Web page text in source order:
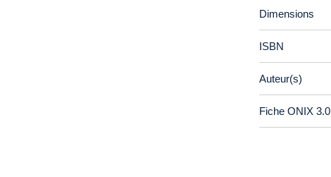
Dimensions
ISBN
Auteur(s)
Fiche ONIX 3.0